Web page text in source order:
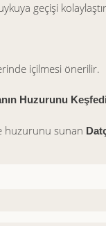
geçişi
içilmesi önerilir.
Huzurunu
huzurunu sunan